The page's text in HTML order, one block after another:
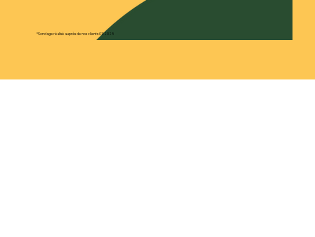
*Sondage réalisé auprès de nos clients 01/2025